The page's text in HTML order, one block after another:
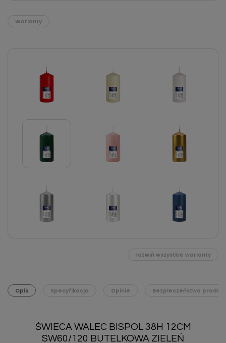
Warianty
rozwiń wszystkie warianty
Opis Specyfikacja Opinie Bezpieczeństwo
ŚWIECA WALEC BISPOL 38H 12CM
SW60/120 BUTELKOWA ZIELEŃ